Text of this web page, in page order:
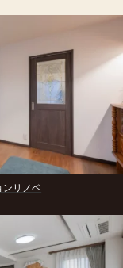
ンリノベ